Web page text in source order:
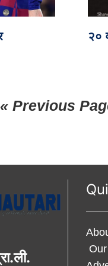
२०
« Previous